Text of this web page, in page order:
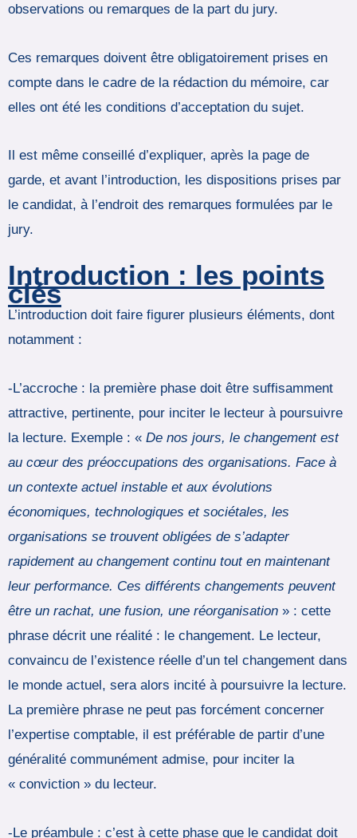
observations ou remarques de la part du jury.
Ces remarques doivent être obligatoirement prises en
compte dans le cadre de la rédaction du mémoire, car
elles ont été les conditions d’acceptation du sujet.
Il est même conseillé d’expliquer, après la page de
garde, et avant l’introduction, les dispositions prises par
le candidat, à l’endroit des remarques formulées par le
jury.
Introduction : les points
clés
L’introduction doit faire figurer plusieurs éléments, dont
notamment :
-L’accroche : la première phase doit être suffisamment
attractive, pertinente, pour inciter le lecteur à poursuivre
la lecture. Exemple : « De nos jours, le changement est
au cœur des préoccupations des organisations. Face à
un contexte actuel instable et aux évolutions
économiques, technologiques et sociétales, les
organisations se trouvent obligées de s’adapter
rapidement au changement continu tout en maintenant
leur performance. Ces différents changements peuvent
être un rachat, une fusion, une réorganisation » : cette
phrase décrit une réalité : le changement. Le lecteur,
convaincu de l’existence réelle d’un tel changement dans
le monde actuel, sera alors incité à poursuivre la lecture.
La première phrase ne peut pas forcément concerner
l’expertise comptable, il est préférable de partir d’une
généralité communément admise, pour inciter la
« conviction » du lecteur.
-Le préambule : c’est à cette phase que le candidat doit